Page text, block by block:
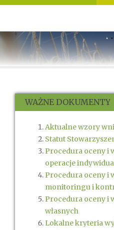
WAŻNE DOKUMENTY
Aktualne wzory
Statut
Procedura oceny i
operacje
Procedura oceny i
monitoringu i
Procedura oceny i
własnych
Lokalne kryteria